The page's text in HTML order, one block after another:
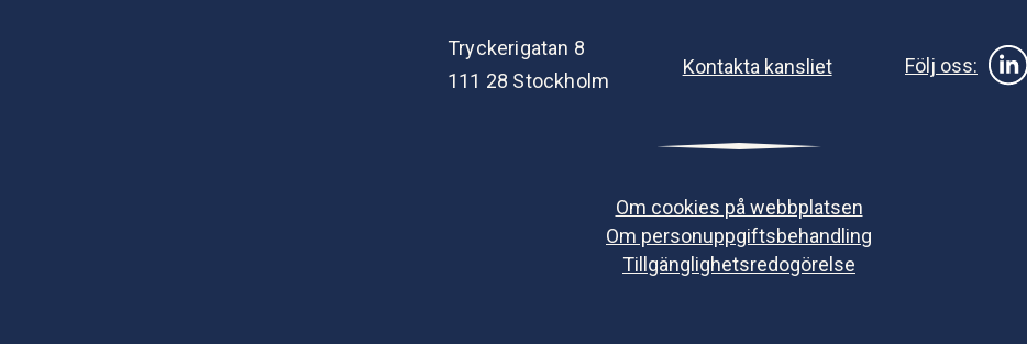
Tryckerigatan 8
111 28 Stockholm
Kontakta kansliet Följ oss:
Om cookies på webbplatsen
Om personuppgiftsbehandling
Tillgänglighetsredogörelse